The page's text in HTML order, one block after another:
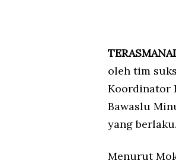
oleh tim
Koordinator
Bawaslu
yang berlaku.
Menurut